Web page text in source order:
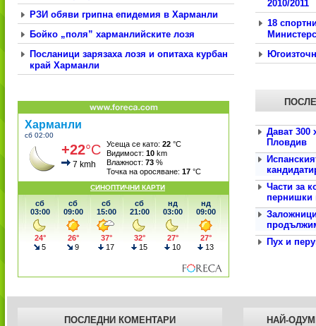
РЗИ обяви грипна епидемия в Харманли
Бойко „поля” харманлийските лозя
Посланици зарязаха лозя и опитаха курбан
край Харманли
2010/2011
18
Дават 300
Пловдив
Части за
пернишки
Пух и
ПОСЛЕДНИ КОМЕНТАРИ НАЙ-